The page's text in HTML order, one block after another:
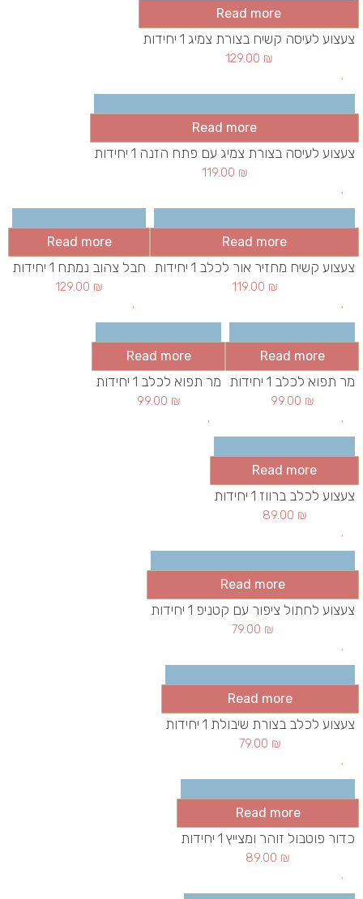
Read more
צעצוע לעיסה קשיח בצורת צמיג 1 יחידות
129.00 ₪
Read more
צעצוע לעיסה בצורת צמיג עם פתח הזנה 1 יחידות
119.00 ₪
Read more
צעצוע קשיח מחזיר אור לכלב 1 יחידות
119.00 ₪
Read more
חבל צהוב נמתח 1 יחידות
129.00 ₪
Read more
מר תפוא לכלב 1 יחידות
99.00 ₪
Read more
מר תפוא לכלב 1 יחידות
99.00 ₪
Read more
צעצוע לכלב ברווז 1 יחידות
89.00 ₪
Read more
צעצוע לחתול ציפור עם קטניפ 1 יחידות
79.00 ₪
Read more
צעצוע לכלב בצורת שיבולת 1 יחידות
79.00 ₪
Read more
כדור פוטבול זוהר ומצייץ 1 יחידות
89.00 ₪